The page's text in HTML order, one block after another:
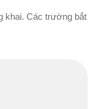
khai. Các trường bắt